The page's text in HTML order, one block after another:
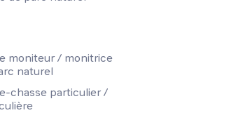
moniteur / monitrice
naturel
chasse particulier /